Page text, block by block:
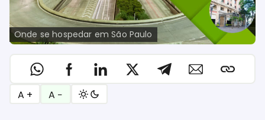
Onde se hospedar em São Paulo
A + A −